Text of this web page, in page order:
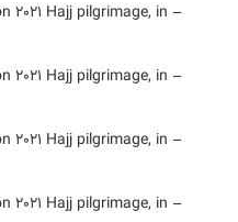
2021 Hajj pilgrimage, in
2021 Hajj pilgrimage, in
2021 Hajj pilgrimage, in
2021 Hajj pilgrimage, in